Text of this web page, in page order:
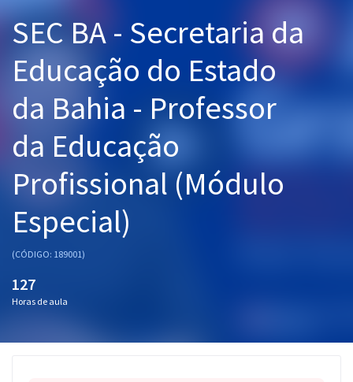
Cursos 20% OFF
Pós
Graduação
OAB
Mentorias
Questões grátis
Aprovados
SEC BA - Secretaria da
Educação do Estado
da Bahia - Professor
da Educação
Profissional (Módulo
Especial)
(CÓDIGO: 189001)
127
Horas de aula